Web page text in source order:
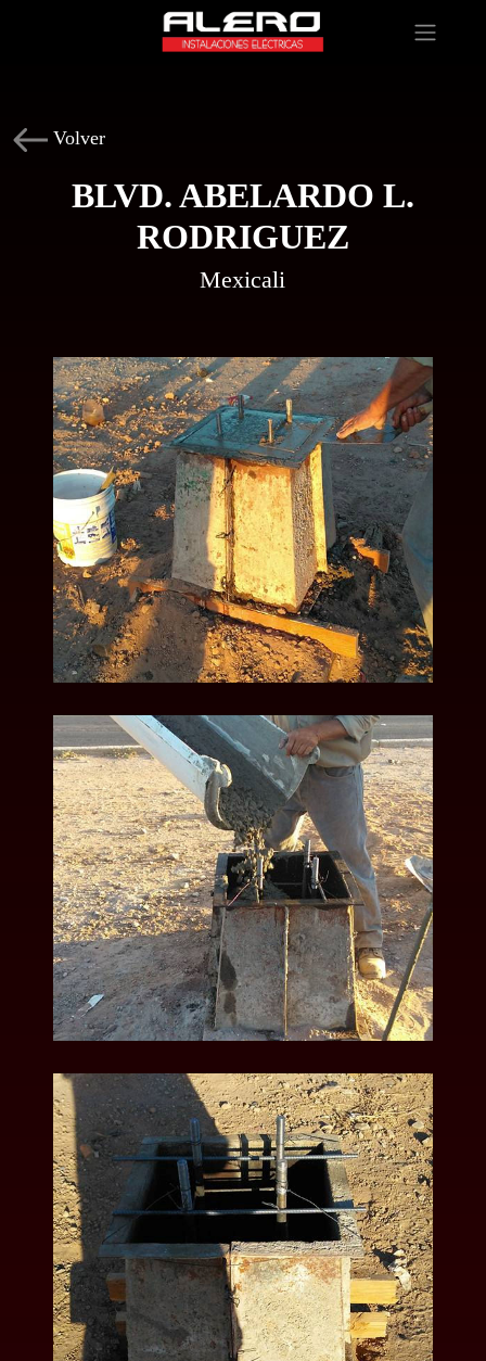
Volver
BLVD. ABELARDO L.
RODRIGUEZ
Mexicali